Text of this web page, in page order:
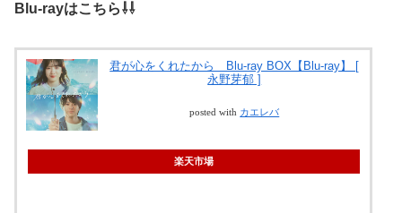
Blu-rayはこちら⇩⇩
君が心をくれたから Blu-ray BOX【Blu-ray】 [
永野芽郁 ]
posted with カエレバ
楽天市場